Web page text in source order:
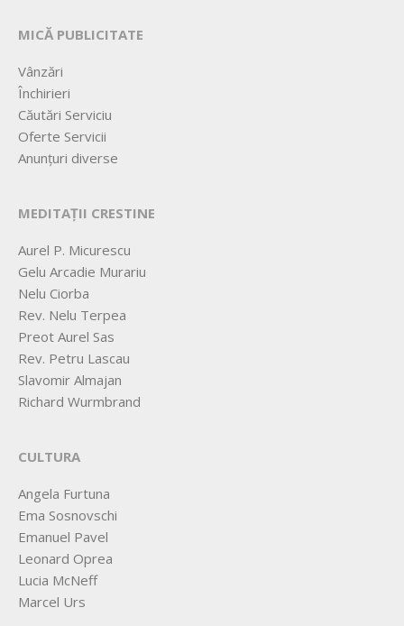
MICĂ PUBLICITATE
Vânzări
Închirieri
Căutări Serviciu
Oferte Servicii
Anunțuri diverse
MEDITAȚII CRESTINE
Aurel P. Micurescu
Gelu Arcadie Murariu
Nelu Ciorba
Rev. Nelu Terpea
Preot Aurel Sas
Rev. Petru Lascau
Slavomir Almajan
Richard Wurmbrand
CULTURA
Angela Furtuna
Ema Sosnovschi
Emanuel Pavel
Leonard Oprea
Lucia McNeff
Marcel Urs